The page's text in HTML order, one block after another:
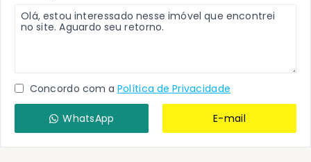
Concordo com a Política de Privacidade
WhatsApp E-mail